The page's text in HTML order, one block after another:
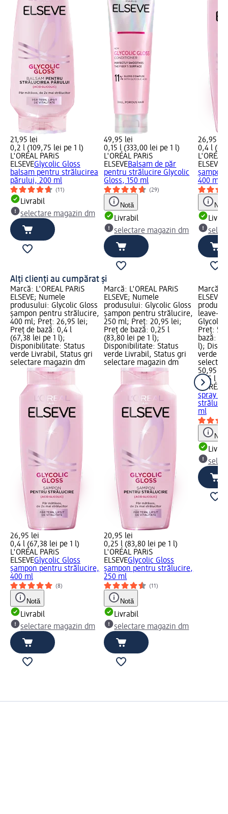
21,95 lei
0,2 l (109,75 lei pe 1 l)
L'ORÉAL PARiS
ELSEVEGlycolic Gloss
balsam pentru strălucirea
părului, 200 ml
(11)
Livrabil
selectare magazin dm
49,95 lei
0,15 l (333,00 lei pe 1 l)
L'ORÉAL PARiS
ELSEVEBalsam de păr
pentru strălucire Glycolic
Gloss, 150 ml
(29)
Notă
Livrabil
selectare magazin dm
26,95 lei
0,4 l
L'ORÉAL
ELSEVE
șampon
400 ml
Notă
Alți clienți au cumpărat și
Marcă: L'ORÉAL PARiS
ELSEVE; Numele
produsului: Glycolic Gloss
șampon pentru strălucire,
400 ml; Preț: 26,95 lei;
Preț de bază: 0,4 l
(67,38 lei pe 1 l);
Disponibilitate: Status
verde Livrabil, Status gri
selectare magazin dm
26,95 lei
0,4 l (67,38 lei pe 1 l)
L'ORÉAL PARiS
ELSEVEGlycolic Gloss
șampon pentru strălucire,
400 ml
(8)
Notă
Livrabil
selectare magazin dm
Marcă: L'ORÉAL PARiS
ELSEVE; Numele
produsului: Glycolic Gloss
șampon pentru strălucire,
250 ml; Preț: 20,95 lei;
Preț de bază: 0,25 l
(83,80 lei pe 1 l);
Disponibilitate: Status
verde Livrabil, Status gri
selectare magazin dm
20,95 lei
0,25 l (83,80 lei pe 1 l)
L'ORÉAL PARiS
ELSEVEGlycolic Gloss
șampon pentru strălucire,
250 ml
(11)
Notă
Livrabil
selectare magazin dm
Marcă:
leave-in
Glycolic
Preț:
bază:
l);
verde
50,95 lei
0,15 l
L'ORÉAL
spray
ml
Notă